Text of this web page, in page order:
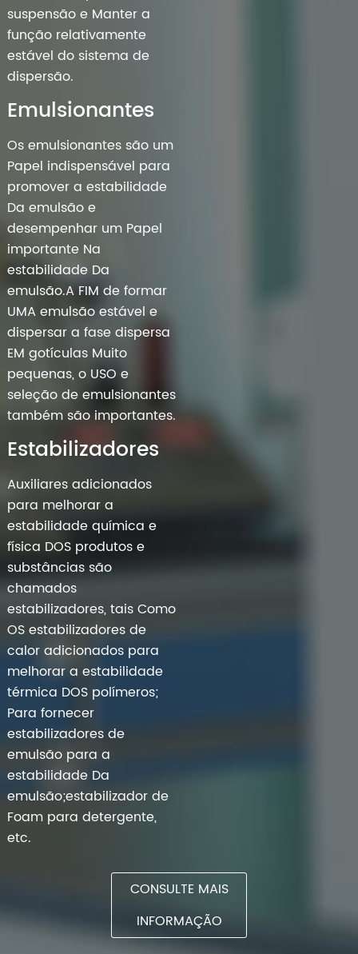
suspensão e Manter a
função relativamente
estável do sistema de
dispersão.
Emulsionantes
Os emulsionantes são um
Papel indispensável para
promover a estabilidade
Da emulsão e
desempenhar um Papel
importante Na
estabilidade Da
emulsão.A FIM de formar
UMA emulsão estável e
dispersar a fase dispersa
EM gotículas Muito
pequenas, o USO e
seleção de emulsionantes
também são importantes.
Estabilizadores
Auxiliares adicionados
para melhorar a
estabilidade química e
física DOS produtos e
substâncias são
chamados
estabilizadores, tais Como
OS estabilizadores de
calor adicionados para
melhorar a estabilidade
térmica DOS polímeros;
Para fornecer
estabilizadores de
emulsão para a
estabilidade Da
emulsão;estabilizador de
Foam para detergente,
etc.
CONSULTE MAIS
INFORMAÇÃO